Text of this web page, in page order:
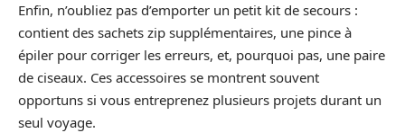
Enfin, n’oubliez pas d’emporter un petit kit de secours :
contient des sachets zip supplémentaires, une pince à
épiler pour corriger les erreurs, et, pourquoi pas, une paire
de ciseaux. Ces accessoires se montrent souvent
opportuns si vous entreprenez plusieurs projets durant un
seul voyage.